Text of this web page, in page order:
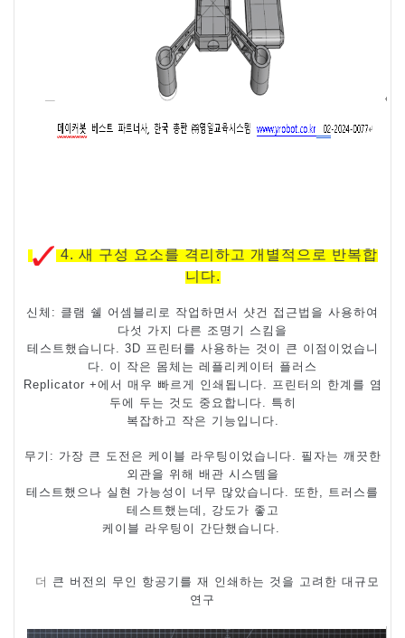
4.새 구성 요소를 격리하고 개별적으로 반복합
니다.
신체 : 클램 쉘 어셈블리로 작업하면서 샷건 접근법을 사용하여
다섯 가지 다른 조명기 스킴을
테스트했습니다 . 3D 프린터를 사용하는 것이 큰 이점이었습니
다
이 작은 몸체는 레플리케이터 플러스
Replicator +에서 매우 빠르게 인쇄됩니다
프린터의 한계를 염
두에 두는 것도 중요합니다
특히
복잡하고 작은 기능입니다
무기 : 가장 큰 도전은 케이블 라우팅이었습니다
필자는 깨끗한
외관을 위해 배관 시스템을
테스트했으나 실현 가능성이 너무 많았습니다
또한
트러스를
테스트했는데
강도가 좋고
케이블 라우팅이 간단했습니다
더 큰 버전의 무인 항공기를 재 인쇄하는 것을 고려한 대규모
연구